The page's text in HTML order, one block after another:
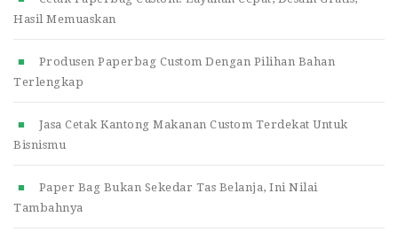
Hasil Memuaskan
Produsen Paperbag Custom Dengan Pilihan Bahan
Terlengkap
Jasa Cetak Kantong Makanan Custom Terdekat Untuk
Bisnismu
Paper Bag Bukan Sekedar Tas Belanja, Ini Nilai
Tambahnya